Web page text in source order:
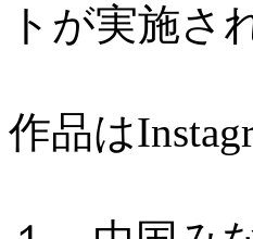
トが実施さ
作品は